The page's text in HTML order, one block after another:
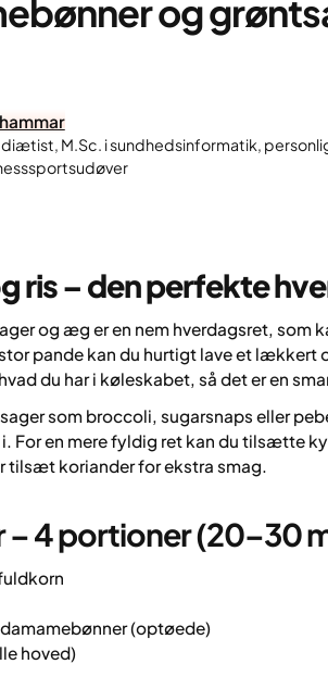
og
M.Sc. i sundhedsinformatik,
ris – den perfekte
og æg er en nem hverdagsret, som
pande kan du hurtigt lave et
du har i køleskabet, så det er en
som broccoli, sugarsnaps eller
For en mere fyldig ret kan du tilsætte
tilsæt koriander for ekstra smag.
– 4 portioner (20–30
(optøede)
hoved)